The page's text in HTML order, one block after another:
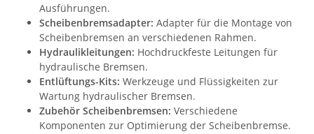
Ausführungen.
Scheibenbremsadapter: Adapter für die Montage von
Scheibenbremsen an verschiedenen Rahmen.
Hydraulikleitungen: Hochdruckfeste Leitungen für
hydraulische Bremsen.
Entlüftungs-Kits: Werkzeuge und Flüssigkeiten zur
Wartung hydraulischer Bremsen.
Zubehör Scheibenbremsen: Verschiedene
Komponenten zur Optimierung der Scheibenbremse.